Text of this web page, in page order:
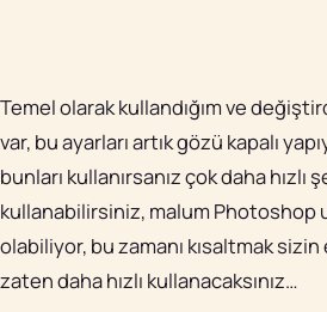
Temel olarak kullandığım ve
var, bu ayarları artık gözü kapalı
bunları kullanırsanız çok daha
kullanabilirsiniz, malum Photoshop
olabiliyor, bu zamanı kısaltmak
zaten daha hızlı kullanacaksınız…